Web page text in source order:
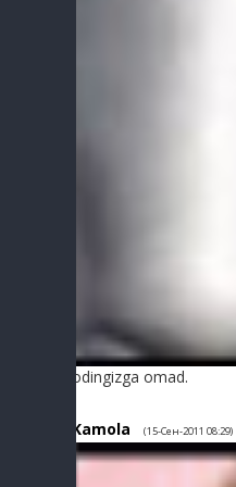
Ijodingizga omad.
Kamola (15-Сен-2011 08:29)